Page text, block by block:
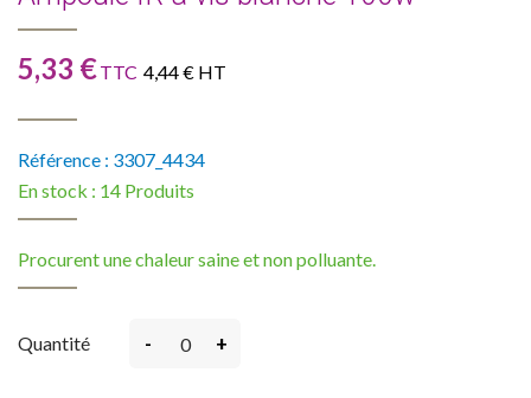
5,33 €TTC 4,44 € HT
Référence : 3307_4434
En stock : 14 Produits
Procurent une chaleur saine et non polluante.
Quantité - +